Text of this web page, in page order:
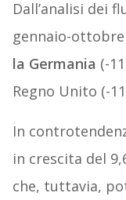
Dall’analisi dei
gennaio-
la Germania (-
Regno Unito (-
In
in crescita del
che, tuttavia,